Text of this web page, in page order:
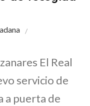
El Real
servicio de
a puerta de